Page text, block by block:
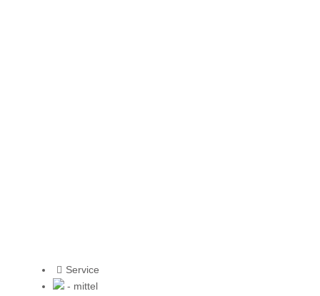
Service
- mittel